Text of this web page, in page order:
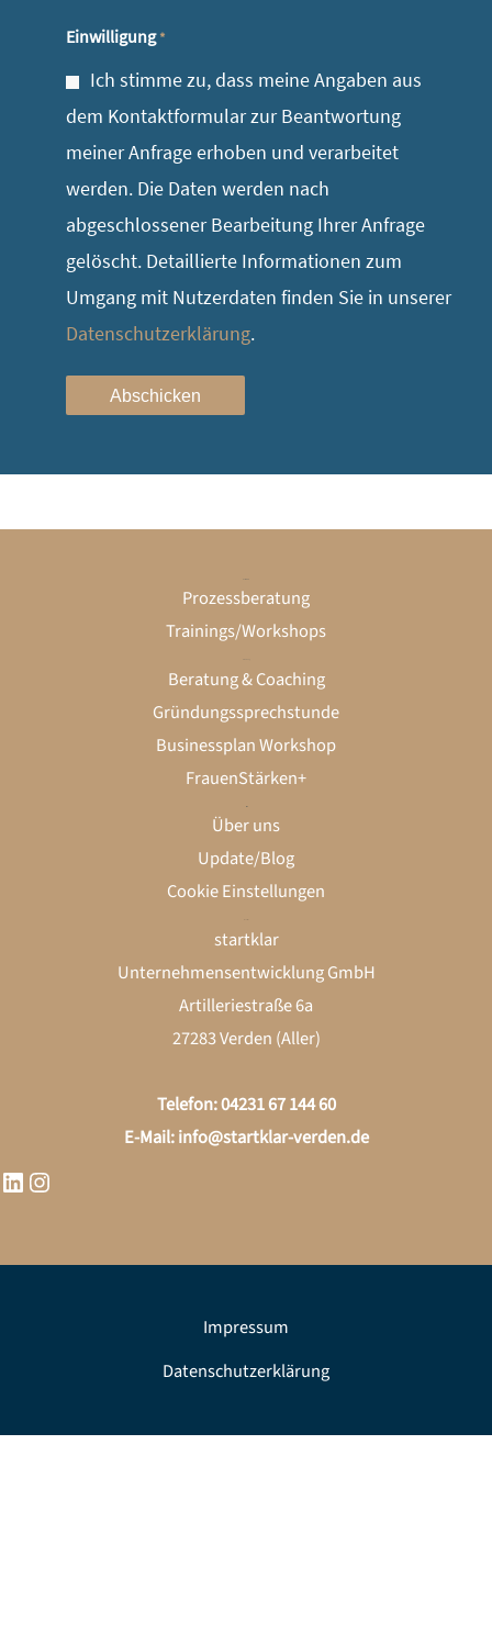
Einwilligung *
Ich stimme zu, dass meine Angaben aus
dem Kontaktformular zur Beantwortung
meiner Anfrage erhoben und verarbeitet
werden. Die Daten werden nach
abgeschlossener Bearbeitung Ihrer Anfrage
gelöscht. Detaillierte Informationen zum
Umgang mit Nutzerdaten finden Sie in unserer
Datenschutzerklärung.
Abschicken
Prozessberatung
Trainings/Workshops
Beratung & Coaching
Gründungssprechstunde
Businessplan Workshop
FrauenStärken+
Über uns
Update/Blog
Cookie Einstellungen
startklar
Unternehmensentwicklung GmbH
Artilleriestraße 6a
27283 Verden (Aller)
Telefon: 04231 67 144 60
E-Mail:info@startklar-verden.de
Impressum
Datenschutzerklärung